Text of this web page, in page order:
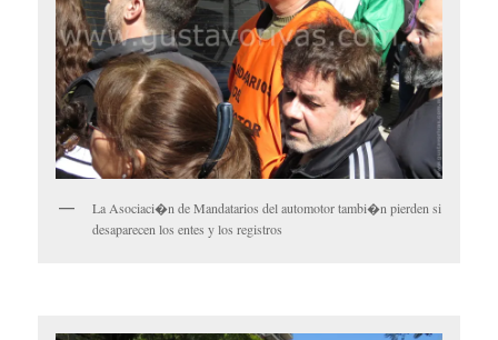
La Asociaci�n de Mandatarios del automotor tambi�n pierden si
desaparecen los entes y los registros